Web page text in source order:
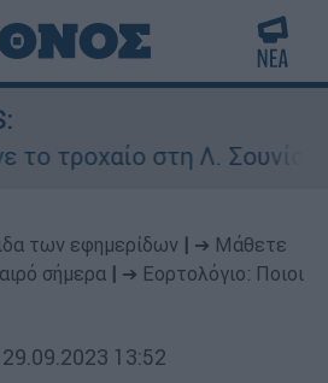
τροχαίο στη Λ. Σουνίου:
των εφημερίδων
➔ Μάθετε
σήμερα
➔ Εορτολόγιο: Ποιοι
29.09.2023 13:52